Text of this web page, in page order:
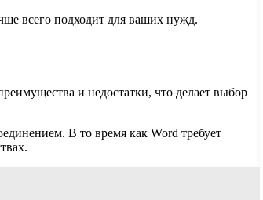
всего подходит для ваших нужд.
и недостатки, что делает выбор
В то время как Word требует